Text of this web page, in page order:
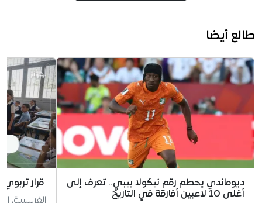
طالع أيضا
ديوماندي يحطم رقم نيكولا بيبي.. تعرف إلى
أغلى 10 لاعبين أفارقة في التاريخ
قرار